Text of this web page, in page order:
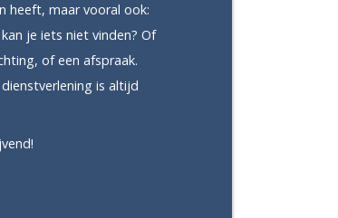
heeft, maar vooral ook:
je iets niet vinden? Of
of een afspraak.
is altijd